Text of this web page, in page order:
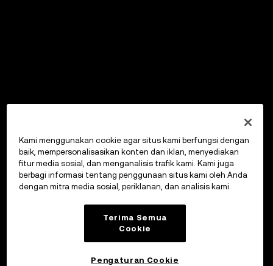
Kami menggunakan cookie agar situs kami berfungsi dengan
baik, mempersonalisasikan konten dan iklan, menyediakan
fitur media sosial, dan menganalisis trafik kami. Kami juga
berbagi informasi tentang penggunaan situs kami oleh Anda
dengan mitra media sosial, periklanan, dan analisis kami.
Terima Semua
Cookie
Pengaturan Cookie